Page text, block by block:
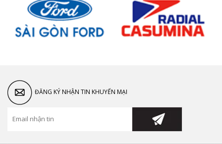
ĐĂNG KÝ NHẬN TIN KHUYẾN MẠI